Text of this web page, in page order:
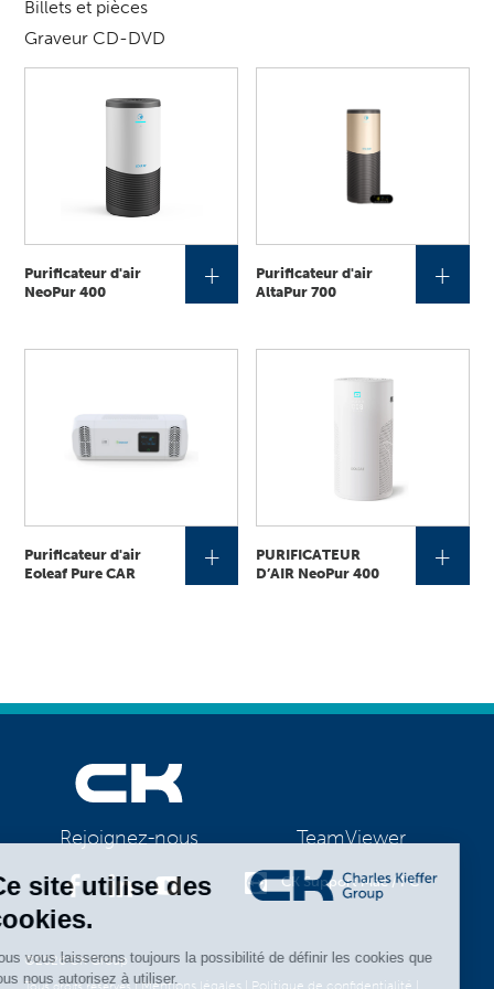
Billets et pièces
Graveur CD-DVD
Purificateur d'air
NeoPur 400
+
Purificateur d'air
AltaPur 700
+
Purificateur d'air
Eoleaf Pure CAR
+
PURIFICATEUR
D’AIR NeoPur 400
+
Rejoignez-nous TeamViewer
CK Support Mac / PC
©2026 CK Group